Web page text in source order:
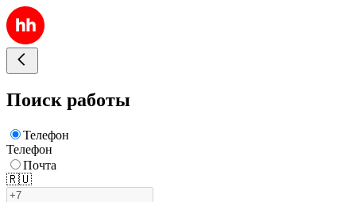
Поиск работы
Телефон
Телефон
Почта
🇷🇺